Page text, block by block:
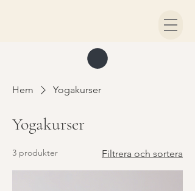
Hem Yogakurser
Yogakurser
3 produkter Filtrera och sortera